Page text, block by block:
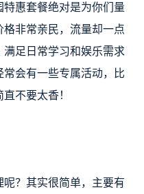
惠套餐绝对是为你们量
非常亲民，流量却一点
足日常学习和娱乐需求
会有一些专属活动，比
不要太香！
？其实很简单，主要有